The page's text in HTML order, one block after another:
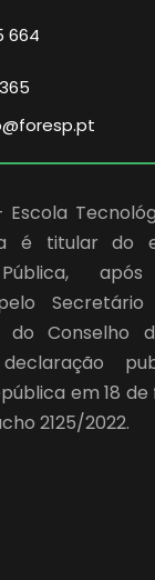
664
Escola
é titular do
após
do Conselho
em 18
2125/2022.